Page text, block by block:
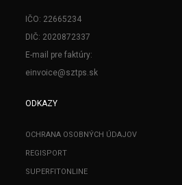
IČO: 22665234
DIČ: 2020872337
E-mail pre faktúry:
einvoice@sztps.sk
ODKAZY
OCHRANA OSOBNÝCH ÚDAJOV
REGISPORT
SUPERFITONLINE